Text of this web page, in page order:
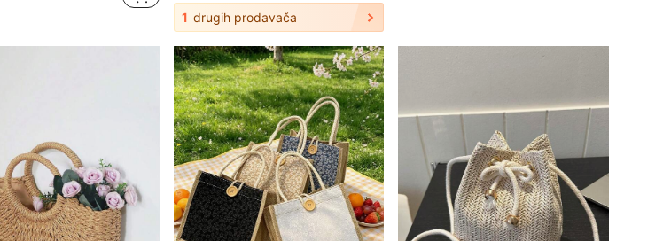
1 drugih prodavača